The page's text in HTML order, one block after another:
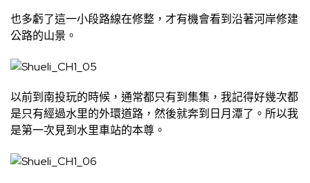
也多虧了這一小段路線在修整，才有機會看到沿著河岸修建
公路的山景。
以前到南投玩的時候，通常都只有到集集，我記得好幾次都
是只有經過水里的外環道路，然後就奔到日月潭了。所以我
是第一次見到水里車站的本尊。